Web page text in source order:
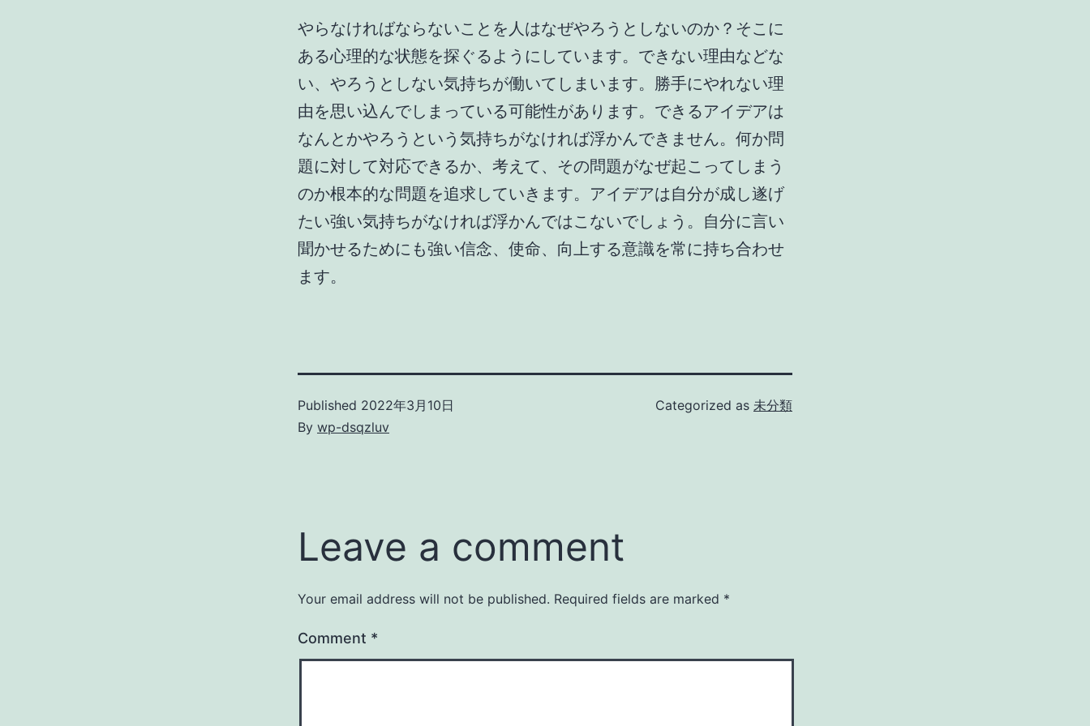
やらなければならないことを人はなぜやろうとしないのか？そこに
ある心理的な状態を探ぐるようにしています。できない理由などな
い、やろうとしない気持ちが働いてしまいます。勝手にやれない理
由を思い込んでしまっている可能性があります。できるアイデアは
なんとかやろうという気持ちがなければ浮かんできません。何か問
題に対して対応できるか、考えて、その問題がなぜ起こってしまう
のか根本的な問題を追求していきます。アイデアは自分が成し遂げ
たい強い気持ちがなければ浮かんではこないでしょう。自分に言い
聞かせるためにも強い信念、使命、向上する意識を常に持ち合わせ
ます。
Published 2022年3月10日
By wp-dsqzluv
Categorized as 未分類
Leave a comment
Your email address will not be published. Required fields are marked *
Comment *